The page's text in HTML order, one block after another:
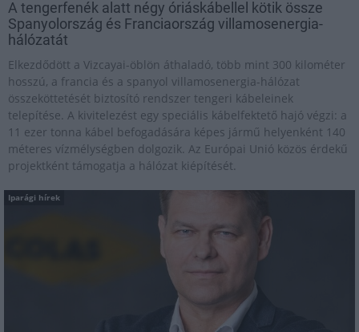
A tengerfenék alatt négy óriáskábellel kötik össze
Spanyolország és Franciaország villamosenergia-
hálózatát
Elkezdődött a Vizcayai-öblön áthaladó, több mint 300 kilométer
hosszú, a francia és a spanyol villamosenergia-hálózat
összeköttetését biztosító rendszer tengeri kábeleinek
telepítése. A kivitelezést egy speciális kábelfektető hajó végzi: a
11 ezer tonna kábel befogadására képes jármű helyenként 140
méteres vízmélységben dolgozik. Az Európai Unió közös érdekű
projektként támogatja a hálózat kiépítését.
Iparági hírek